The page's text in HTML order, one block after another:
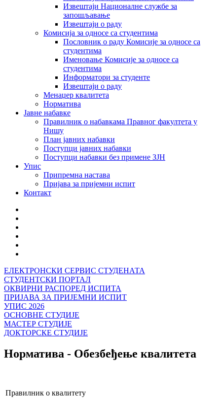
Извештаји Националне службе за
запошљавање
Извештаји о раду
Комисија за односе са студентима
Пословник о раду Комисије за односе са
студентима
Именовање Комисије за односе са
студентима
Информатори за студенте
Извештаји о раду
Менаџер квалитета
Норматива
Јавне набавке
Правилник о набавкама Правног факултета у
Нишу
План јавних набавки
Поступци јавних набавки
Поступци набавки без примене ЗЈН
Упис
Припремна настава
Пријава за пријемни испит
Контакт
ЕЛЕКТРОНСКИ СЕРВИС СТУДЕНАТА
СТУДЕНТСКИ ПОРТАЛ
ОКВИРНИ РАСПОРЕД ИСПИТА
ПРИЈАВА ЗА ПРИЈЕМНИ ИСПИТ
УПИС 2026
ОСНОВНЕ СТУДИЈЕ
МАСТЕР СТУДИЈЕ
ДОКТОРСКЕ СТУДИЈЕ
Норматива - Обезбеђење квалитета
Правилник о квалитету